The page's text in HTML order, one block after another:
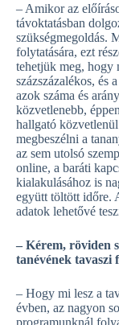
– Amikor az
távoktatásban
szükségmegoldás.
folytatására, ezt
tehetjük meg, hogy
százszázalékos, és
azok száma és
közvetlenebb,
hallgató
megbeszélni a
az sem utolsó
online, a baráti
kialakulásához is
együtt töltött időre.
adatok lehetővé
– Kérem, röviden
tanévének tavaszi
– Hogy mi lesz a
évben, az nagyon
programunknál